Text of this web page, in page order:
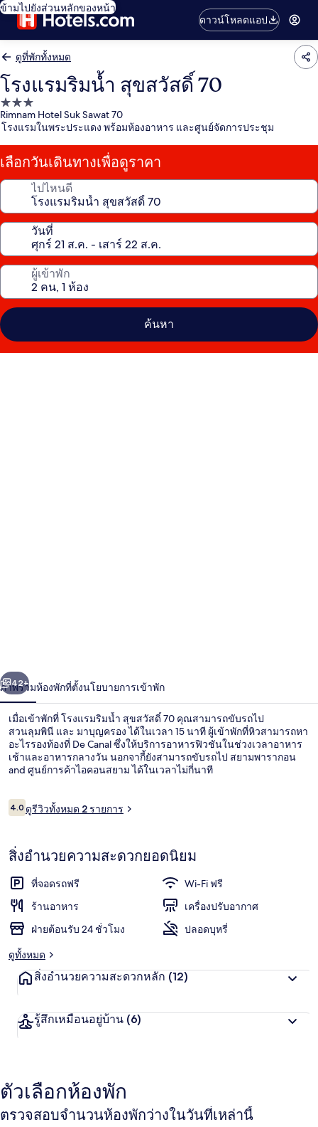
ข้ามไปยังส่วนหลักของหน้า
ดาวน์โหลดแอป
ดูที่พักทั้งหมด
โรงแรมริมน้ำ สุขสวัสดิ์ 70
ที่พัก
3.0
Rimnam Hotel Suk Sawat 70
โรงแรมในพระประแดง พร้อมห้องอาหาร และศูนย์จัดการประชุม
เลือกวันเดินทางเพื่อดูราคา
ไปไหนดี
วันที่
ผู้เข้าพัก
ค้นหา
70
า
ถัดไป
42+
ภาพรวมห้องพักที่ตั้งนโยบายการเข้าพัก
เมื่อเข้าพักที่ โรงแรมริมน้ำ สุขสวัสดิ์ 70 คุณสามารถขับรถไป
สวนลุมพินี และ มาบุญครอง ได้ในเวลา 15 นาที ผู้เข้าพักที่หิวสามารถหา
อะไรรองท้องที่ De Canal ซึ่งให้บริการอาหารฟิวชันในช่วงเวลาอาหาร
เช้าและอาหารกลางวัน นอกจากี้ยังสามารถขับรถไป สยามพารากอน
and ศูนย์การค้าไอคอนสยาม ได้ในเวลาไม่กี่นาที
รีวิว
4.04.0 จาก 10
ดูรีวิวทั้งหมด 2 รายการ
สิ่งอำนวยความสะดวกยอดนิยม
ที่จอดรถฟรี
Wi-Fi ฟรี
ร้านอาหาร
เครื่องปรับอากาศ
ฝ่ายต้อนรับ 24 ชั่วโมง
ปลอดบุหรี่
ดูทั้งหมด
สิ่งอำนวยความสะดวกหลัก (12)
รู้สึกเหมือนอยู่บ้าน (6)
ตัวเลือกห้องพัก
ตรวจสอบจำนวนห้องพักว่างในวันที่เหล่านี้